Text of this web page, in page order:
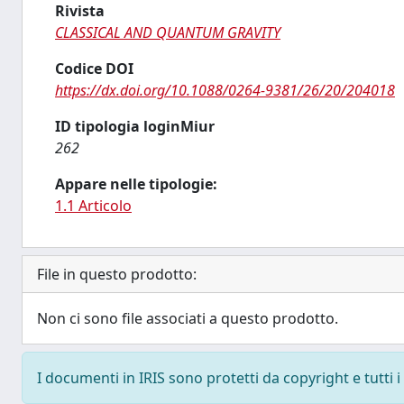
Rivista
CLASSICAL AND QUANTUM GRAVITY
Codice DOI
https://dx.doi.org/10.1088/0264-9381/26/20/204018
ID tipologia loginMiur
262
Appare nelle tipologie:
1.1 Articolo
File in questo prodotto:
Non ci sono file associati a questo prodotto.
I documenti in IRIS sono protetti da copyright e tutti